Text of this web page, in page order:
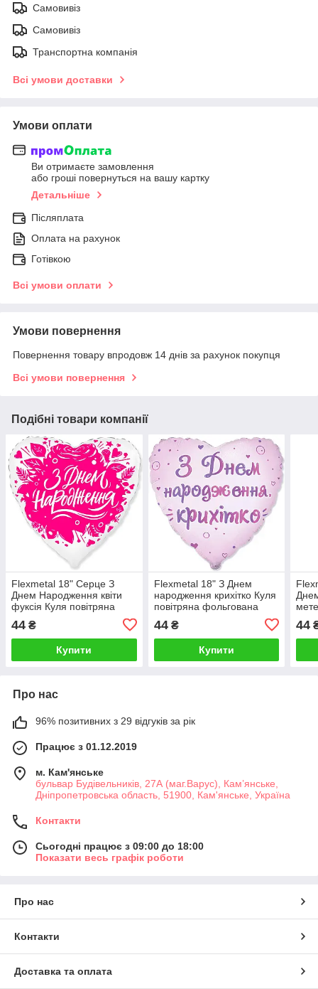
Самовивіз
Самовивіз
Транспортна компанія
Всі умови доставки
Умови оплати
Ви отримаєте замовлення
або гроші повернуться на вашу картку
Детальніше
Післяплата
Оплата на рахунок
Готівкою
Всі умови оплати
Умови повернення
Повернення товару впродовж 14 днів за рахунок покупця
Всі умови повернення
Подібні товари компанії
Flexmetal 18" Серце З
Днем Народження квіти
фуксія Куля повітряна
44 ₴
Купити
Flexmetal 18" З Днем
народження крихітко Куля
повітряна фольгована
44₴
Купити
44
Про нас
96% позитивних з 29 відгуків за рік
Працює з 01.12.2019
м. Кам'янське
бульвар Будівельників, 27А (маг.Варус), Кам’янське,
Дніпропетровська область, 51900, Кам'янське, Україна
Контакти
Сьогодні працює з 09:00 до 18:00
Показати весь графік роботи
Про нас
Контакти
Доставка та оплата